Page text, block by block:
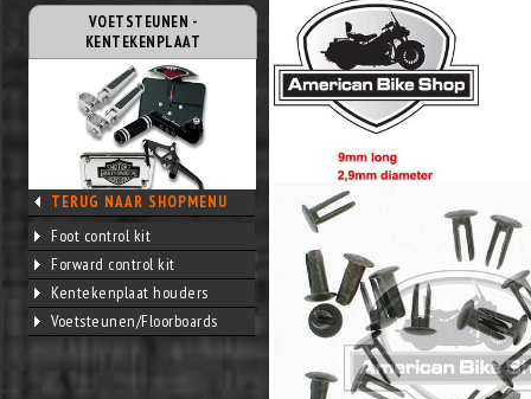
VOETSTEUNEN -
KENTEKENPLAAT
TERUG NAAR SHOPMENU
Foot control kit
Forward control kit
Kentekenplaat houders
Voetsteunen/Floorboards